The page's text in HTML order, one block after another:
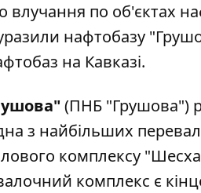
влучання по об'єктах
нафтобазу
на Кавказі.
(ПНБ "Грушова")
з найбільших
комплексу
комплекс є